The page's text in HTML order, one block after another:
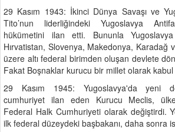
29 Kasım 1943: İkinci Dünya Savaşı ve
Tito’nun liderliğindeki Yugoslavya
hükümetini ilan etti. Bununla Yugoslavya
Hırvatistan, Slovenya, Makedonya, Karadağ
üzere altı federal birimden oluşan devlete
Fakat Boşnaklar kurucu bir millet olarak
29 Kasım 1945: Yugoslavya'da yeni
cumhuriyet ilan eden Kurucu Meclis,
Federal Halk Cumhuriyeti olarak değiştirdi.
ilk federal düzeydeki başbakanı, daha sonra